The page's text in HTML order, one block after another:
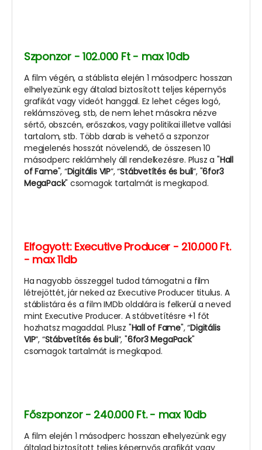
Szponzor - 102.000 Ft - max 10db
A film végén, a stáblista elején 1 másodperc hosszan
elhelyezünk egy általad biztosított teljes képernyős
grafikát vagy videót hanggal. Ez lehet céges logó,
reklámszöveg, stb, de nem lehet másokra nézve
sértő, obszcén, erőszakos, vagy politikai illetve vallási
tartalom, stb. Több darab is vehető a szponzor
megjelenés hosszát növelendő, de összesen 10
másodperc reklámhely áll rendelkezésre. Plusz a "Hall
of Fame", “Digitális VIP”, “Stábvetítés és buli”, "6for3
MegaPack" csomagok tartalmát is megkapod.
Elfogyott: Executive Producer - 210.000 Ft.
- max 11db
Ha nagyobb összeggel tudod támogatni a film
létrejöttét, jár neked az Executive Producer titulus. A
stáblistára és a film IMDb oldalára is felkerül a neved
mint Executive Producer. A stábvetítésre +1 főt
hozhatsz magaddal. Plusz "Hall of Fame", “Digitális
VIP”, “Stábvetítés és buli”, "6for3 MegaPack"
csomagok tartalmát is megkapod.
Főszponzor - 240.000 Ft. - max 10db
A film elején 1 másodperc hosszan elhelyezünk egy